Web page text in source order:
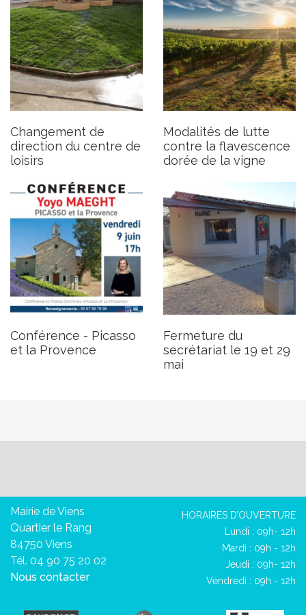
Changement de
direction du centre de
loisirs
Modalités de lutte
contre la flavescence
dorée de la vigne
Conférence - Picasso et la
Provence
Conférence - Picasso
et la Provence
Fermeture du secrétariat le
19 et 29 mai
Fermeture du
secrétariat le 19 et 29
mai
Mairie de Viens
Quartier le Rang
84750 Viens
Tél. 04 90 75 20 02
Nous contacter
HORAIRES D’OUVERTURE
Lundi : 09h- 12h
Mardi : 09h - 12h
Jeudi : 09h- 12h
Vendredi : 09h - 12h